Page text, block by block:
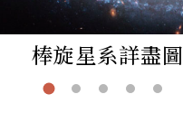
棒旋星系詳盡圖